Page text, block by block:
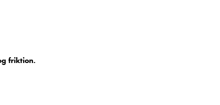
friktion.